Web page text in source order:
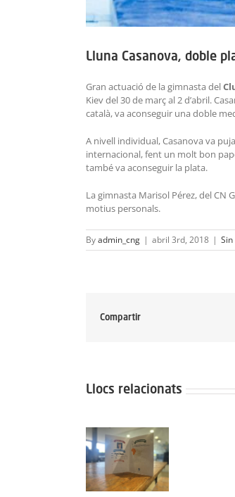
Lluna Casanova, doble
Gran actuació de la gimnasta del
Kiev del 30 de març al 2 d’abril.
català, va aconseguir una doble
A nivell individual, Casanova va
internacional, fent un molt bon
també va aconseguir la plata.
La gimnasta Marisol Pérez, del CN
motius personals.
Byadmin_cng | abril 3rd, 2018 |
Compartir
Llocs relacionats